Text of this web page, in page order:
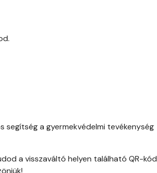
segítség a gyermekvédelmi tevékenység
a visszaváltó helyen található QR-kód